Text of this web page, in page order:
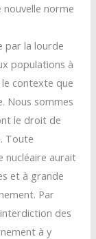
norme
par la lourde
populations à
contexte que
Nous sommes
le droit de
Toute
nucléaire aurait
et à grande
Par
des
à y